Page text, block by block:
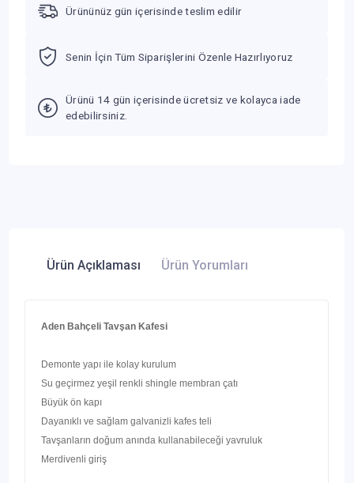
Ürününüz gün içerisinde teslim edilir
Senin İçin Tüm Siparişlerini Özenle Hazırlıyoruz
Ürünü 14 gün içerisinde ücretsiz ve kolayca iade
edebilirsiniz.
Ürün Açıklaması Ürün Yorumları
Aden Bahçeli Tavşan Kafesi
Demonte yapı ile kolay kurulum
Su geçirmez yeşil renkli shingle membran çatı
Büyük ön kapı
Dayanıklı ve sağlam galvanizli kafes teli
Tavşanların doğum anında kullanabileceği yavruluk
Merdivenli giriş